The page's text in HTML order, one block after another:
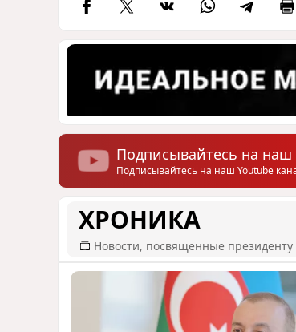
Подписывайтесь на наш
Подписывайтесь на наш Youtube
ХРОНИКА
Новости, посвященные